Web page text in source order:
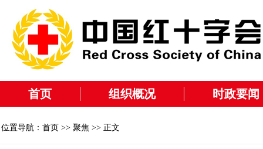
首页 组织概况 时政要闻
位置导航： 首页 >> 聚焦 >> 正文